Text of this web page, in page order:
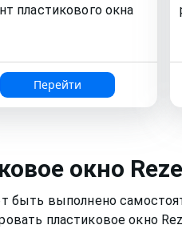
пластикового окна
Перейти
окно
быть выполнено
пластиковое окно